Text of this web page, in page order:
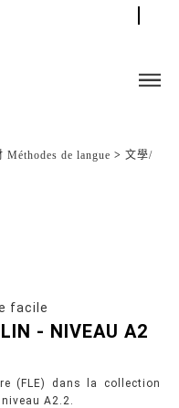
Méthodes de langue > 文學/
facile
- NIVEAU A2
(FLE) dans la collection
A2.2.